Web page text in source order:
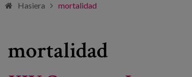
Hasiera mortalidad
mortalidad